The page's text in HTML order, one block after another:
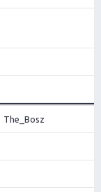
The_Bosz